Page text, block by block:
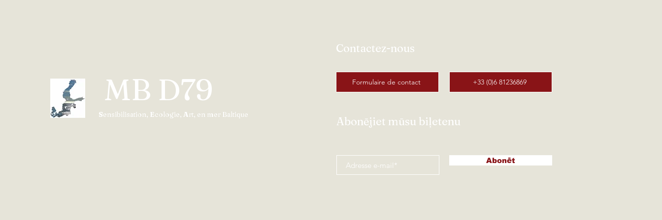
MB D79
Sensibilisation, Ecologie, Art, en mer Baltique
Contactez-nous
Formulaire de contact +33 (0)6 81236869
Abonējiet mūsu biļetenu
Abonēt